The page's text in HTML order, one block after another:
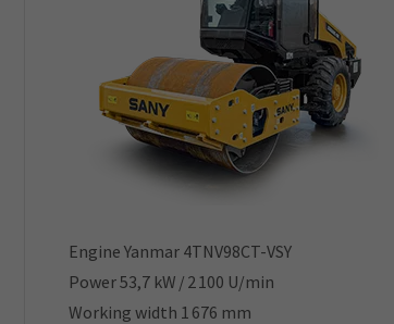
Engine Yanmar 4TNV98CT-VSY
Power 53,7 kW / 2 100 U/min
Working width 1 676 mm